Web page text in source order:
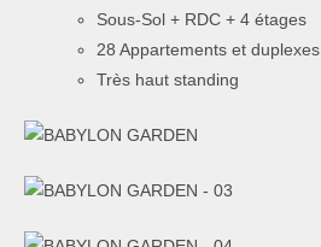
Sous-Sol + RDC + 4 étages
28 Appartements et duplexes.
Très haut standing